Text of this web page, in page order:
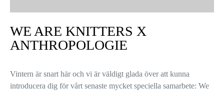
WE ARE KNITTERS X
ANTHROPOLOGIE
Vintern är snart här och vi är väldigt glada över att kunna
introducera dig för vårt senaste mycket speciella samarbete: We